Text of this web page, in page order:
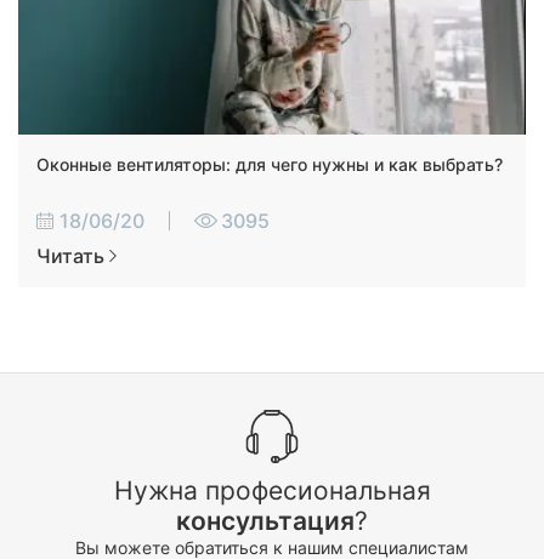
Оконные вентиляторы: для чего нужны и как выбрать?
18/06/20
3095
Читать
Нужна професиональная
консультация?
Вы можете обратиться к нашим специалистам